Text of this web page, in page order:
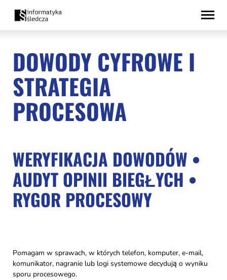
Przejdź
do
treści
Deklaracja
dostępności
DOWODY CYFROWE I
STRATEGIA
PROCESOWA
WERYFIKACJA DOWODÓW •
AUDYT OPINII BIEGŁYCH •
RYGOR PROCESOWY
Pomagam w sprawach, w których telefon, komputer, e-mail,
komunikator, nagranie lub logi systemowe decydują o wyniku
sporu procesowego.